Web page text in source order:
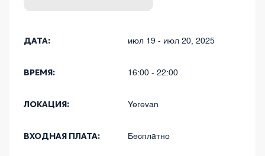
ДАТА: июл 19 - июл 20, 2025
ВРЕМЯ: 16:00 - 22:00
ЛОКАЦИЯ: Yerevan
ВХОДНАЯ ПЛАТА: Бесплатно